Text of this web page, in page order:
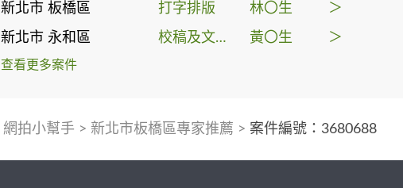
新北市 板橋區 打字排版 林〇生 ＞
新北市 永和區 校稿及文字編輯 黃〇生 ＞
查看更多案件
網拍小幫手 > 新北市板橋區專家推薦 > 案件編號：3680688